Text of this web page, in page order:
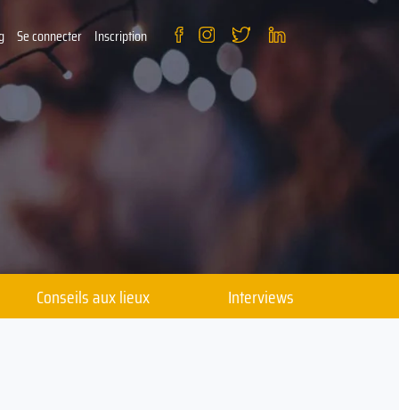
Se connecter Inscription
Conseils aux lieux Interviews